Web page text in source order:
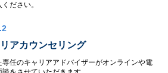
ださい。
アカウンセリング
専任のキャリアアドバイザーがオンラインや電